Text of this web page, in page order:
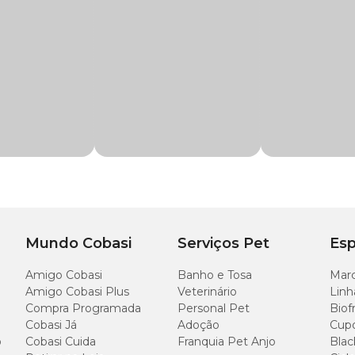
o animal fique curado. Para isso, é necessário repetir o procedimento
devem sempre ser definidas de acordo com a orientação do médico-
Mundo Cobasi
Amigo Cobasi
Amigo Cobasi Plus
Compra Programada
Cobasi Já
Cobasi Cuida
Serviços Pet
Banho e Tosa
Veterinário
Personal Pet
Adoção
Franquia Pet Anjo